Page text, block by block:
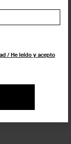
/ He leído y acepto